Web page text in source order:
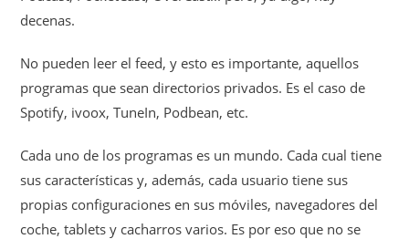
decenas.
No pueden leer el feed, y esto es importante, aquellos
programas que sean directorios privados. Es el caso de
Spotify, ivoox, TuneIn, Podbean, etc.
Cada uno de los programas es un mundo. Cada cual tiene
sus características y, además, cada usuario tiene sus
propias configuraciones en sus móviles, navegadores del
coche, tablets y cacharros varios. Es por eso que no se